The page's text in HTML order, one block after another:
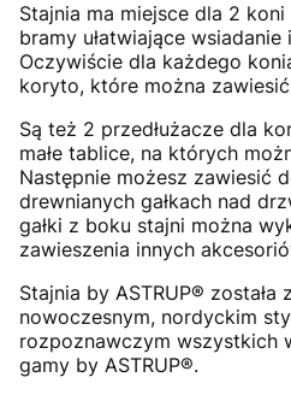
Stajnia ma miejsce dla 2
bramy ułatwiające
Oczywiście dla każdego
koryto, które można
Są też 2 przedłużacze dla
małe tablice, na których
Następnie możesz zawiesić
drewnianych gałkach nad
gałki z boku stajni można
zawieszenia innych
Stajnia by ASTRUP®
nowoczesnym, nordyckim
rozpoznawczym wszystkich
gamy by ASTRUP®.